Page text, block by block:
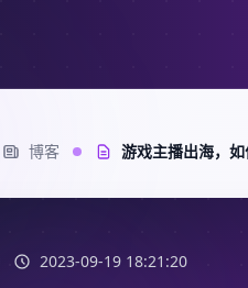
博客 游戏主播出海，
2023-09-19 18:21:20